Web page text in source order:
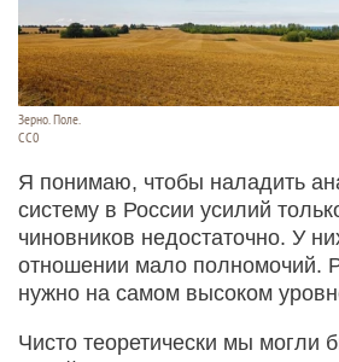
Зерно. Поле.
СС0
Я понимаю, чтобы наладить
систему в России усилий
чиновников недостаточно. У
отношении мало полномочий.
нужно на самом высоком
Чисто теоретически мы могли